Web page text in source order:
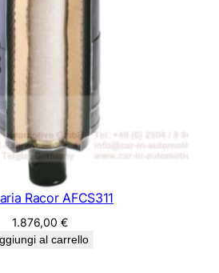
Racor AFCS311
1.876,00€
al carrello